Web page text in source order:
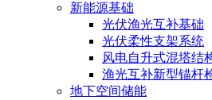
新能源基础
光伏渔光互补基础
光伏柔性支架系统
风电自升式混塔结
渔光互补新型锚杆
地下空间储能